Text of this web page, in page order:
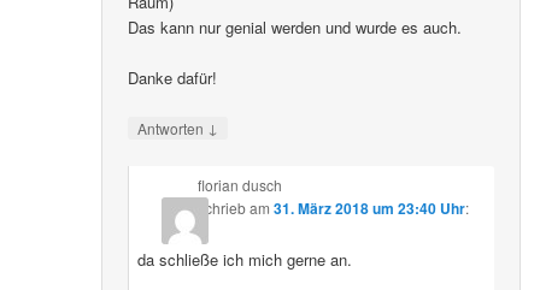
Das kann nur genial werden und wurde es auch.
Danke dafür!
Antworten ↓
florian dusch
schriebam 31. März 2018 um 23:40 Uhr:
da schließe ich mich gerne an.